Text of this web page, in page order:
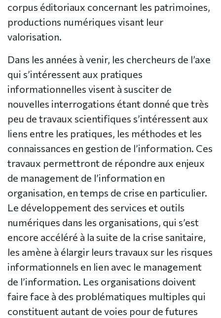
corpus éditoriaux concernant les patrimoines,
productions numériques visant leur
valorisation.
Dans les années à venir, les chercheurs de l’axe
qui s’intéressent aux pratiques
informationnelles visent à susciter de
nouvelles interrogations étant donné que très
peu de travaux scientifiques s’intéressent aux
liens entre les pratiques, les méthodes et les
connaissances en gestion de l’information. Ces
travaux permettront de répondre aux enjeux
de management de l’information en
organisation, en temps de crise en particulier.
Le développement des services et outils
numériques dans les organisations, qui s’est
encore accéléré à la suite de la crise sanitaire,
les amène à élargir leurs travaux sur les risques
informationnels en lien avec le management
de l’information. Les organisations doivent
faire face à des problématiques multiples qui
constituent autant de voies pour de futures